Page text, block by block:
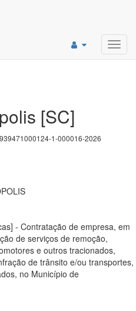
[SC]
1-000016-2026
- Contratação de empresa, em
de serviços de remoção,
e outros tracionados,
de trânsito e/ou transportes,
no Município de